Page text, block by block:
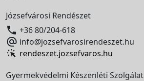
Józsefvárosi Rendészet
 +36 80/204-618
 info@jozsefvarosirendeszet.hu
rendeszet.jozsefvaros.hu
Gyermekvédelmi Készenléti Szolgálat